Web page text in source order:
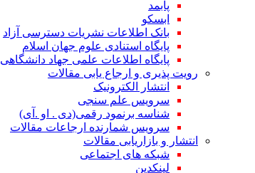
پابمد
ابسکو
بانک اطلاعات نشریات دسترسی آزاد
پایگاه استنادی علوم جهان اسلام
پایگاه اطلاعات علمی جهاد دانشگاهی
رویت پذیری و ارجاع یابی مقالات
انتشار الکترونیک
سرویس علم سنجی
شناسه برنمود رقمی(دی . او .آی)
سرویس شمارنده ارجاعات مقالات
انتشار و بازاریابی مقالات
شبکه های اجتماعی
لینکدین